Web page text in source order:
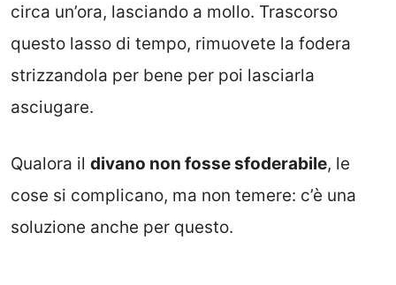
circa un’ora, lasciando a mollo. Trascorso
questo lasso di tempo, rimuovete la fodera
strizzandola per bene per poi lasciarla
asciugare.
Qualora il divano non fosse sfoderabile, le
cose si complicano, ma non temere: c’è una
soluzione anche per questo.